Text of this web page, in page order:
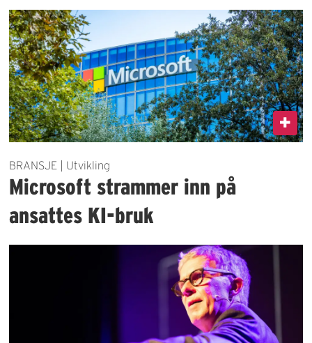
BRANSJE | Utvikling
Microsoft strammer inn på
ansattes KI-bruk